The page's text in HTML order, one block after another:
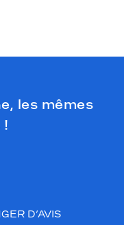
les mêmes
!
D’AVIS